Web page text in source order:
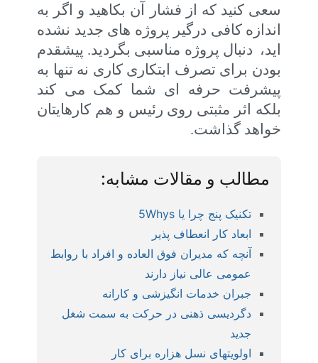
سعی کنید که از فشار آن بکاهید و اگر به
اندازه کافی درگیر پروژه های جدید نشده
اید، دنبال پروژه مناسبی بگردید. پیشقدم
بودن برای تصرف ابتکاری کاری نه تنها به
پیشرفت حرفه ای شما کمک می کند
بلکه اثر مثبتی روی رئیس و هم کارهایتان
خواهد گذاشت.
مطالب و مقالات مشابه:
تکنیک پنج چرا یا 5Whys
ابعاد کار انعطاف پذیر
آنچه که مدیران فوق العاده و افراد با روابط
عمومی عالی نیاز دارند
جبران خدمات انگیزشی و کارانه
دگردیسی ذهنی در حرکت به سمت شغل
جدید
اولویتهای نسل هزاره برای کار